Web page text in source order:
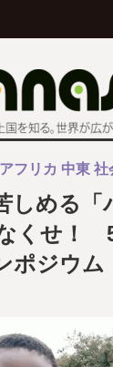
アフリカ 中東 社
しめる「
くせ！
ポジウム